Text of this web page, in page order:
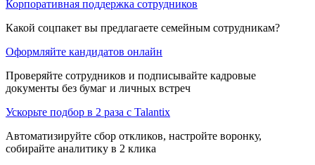
Корпоративная поддержка сотрудников
Какой соцпакет вы предлагаете семейным сотрудникам?
Оформляйте кандидатов онлайн
Проверяйте сотрудников и подписывайте кадровые
документы без бумаг и личных встреч
Ускорьте подбор в 2 раза с Talantix
Автоматизируйте сбор откликов, настройте воронку,
собирайте аналитику в 2 клика